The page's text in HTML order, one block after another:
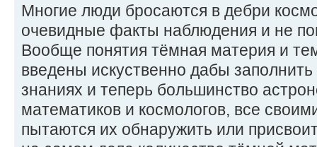
Многие люди бросаются в дебри
очевидные факты наблюдения и не
Вообще понятия тёмная материя и
введены искуственно дабы
знаниях и теперь большинство
математиков и космологов, все
пытаются их обнаружить или